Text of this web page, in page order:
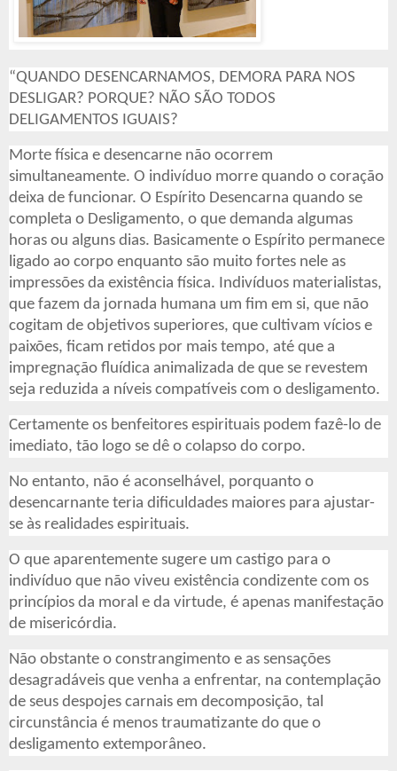
“QUANDO DESENCARNAMOS, DEMORA PARA NOS
DESLIGAR? PORQUE? NÃO SÃO TODOS
DELIGAMENTOS IGUAIS?
Morte física e desencarne não ocorrem
simultaneamente. O indivíduo morre quando o coração
deixa de funcionar. O Espírito Desencarna quando se
completa o Desligamento, o que demanda algumas
horas ou alguns dias. Basicamente o Espírito permanece
ligado ao corpo enquanto são muito fortes nele as
impressões da existência física. Indivíduos materialistas,
que fazem da jornada humana um fim em si, que não
cogitam de objetivos superiores, que cultivam vícios e
paixões, ficam retidos por mais tempo, até que a
impregnação fluídica animalizada de que se revestem
seja reduzida a níveis compatíveis com o desligamento.
Certamente os benfeitores espirituais podem fazê-lo de
imediato, tão logo se dê o colapso do corpo.
No entanto, não é aconselhável, porquanto o
desencarnante teria dificuldades maiores para ajustar-
se às realidades espirituais.
O que aparentemente sugere um castigo para o
indivíduo que não viveu existência condizente com os
princípios da moral e da virtude, é apenas manifestação
de misericórdia.
Não obstante o constrangimento e as sensações
desagradáveis que venha a enfrentar, na contemplação
de seus despojes carnais em decomposição, tal
circunstância é menos traumatizante do que o
desligamento extemporâneo.